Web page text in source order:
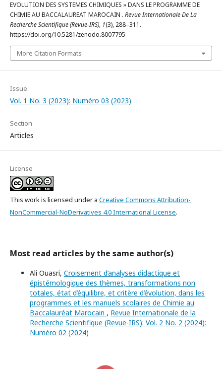
EVOLUTION DES SYSTEMES CHIMIQUES » DANS LE PROGRAMME DE
CHIMIE AU BACCALAUREAT MAROCAIN . Revue Internationale De La
Recherche Scientifique (Revue-IRS), 1(3), 288–311.
https://doi.org/10.5281/zenodo.8007795
More Citation Formats
Issue
Vol. 1 No. 3 (2023): Numéro 03 (2023)
Section
Articles
License
This work is licensed under a Creative Commons Attribution-
NonCommercial-NoDerivatives 4.0 International License.
Most read articles by the same author(s)
Ali Ouasri, Croisement d’analyses didactique et
épistémologique des thèmes, transformations non
totales, état d’équilibre, et critère d’évolution, dans les
programmes et les manuels scolaires de Chimie au
Baccalauréat Marocain , Revue Internationale de la
Recherche Scientifique (Revue-IRS): Vol. 2 No. 2 (2024):
Numéro 02 (2024)